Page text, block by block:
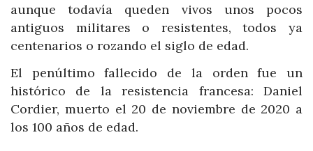
aunque todavía queden vivos unos pocos
antiguos militares o resistentes, todos ya
centenarios o rozando el siglo de edad.
El penúltimo fallecido de la orden fue un
histórico de la resistencia francesa: Daniel
Cordier, muerto el 20 de noviembre de 2020 a
los 100 años de edad.